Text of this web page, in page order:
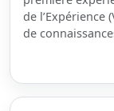
de l’Expérience
de